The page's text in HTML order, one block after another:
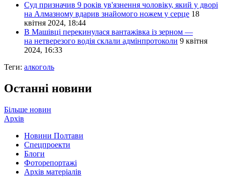
Суд призначив 9 років ув'язнення чоловіку, який у дворі
на Алмазному вдарив знайомого ножем у серце 18
квітня 2024, 18:44
В Машівці перекинулася вантажівка із зерном —
на нетверезого водія склали адмінпротоколи 9 квітня
2024, 16:33
Теги: алкоголь
Останні новини
Більше новин
Архів
Новини Полтави
Спецпроекти
Блоги
Фоторепортажі
Архів матеріалів